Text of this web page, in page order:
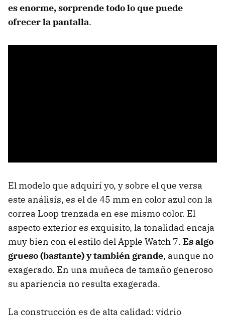
es enorme, sorprende todo lo que puede
ofrecer la pantalla.
El modelo que adquirí yo, y sobre el que versa
este análisis, es el de 45 mm en color azul con la
correa Loop trenzada en ese mismo color. El
aspecto exterior es exquisito, la tonalidad encaja
muy bien con el estilo del Apple Watch 7. Es algo
grueso (bastante) y también grande, aunque no
exagerado. En una muñeca de tamaño generoso
su apariencia no resulta exagerada.
La construcción es de alta calidad: vidrio